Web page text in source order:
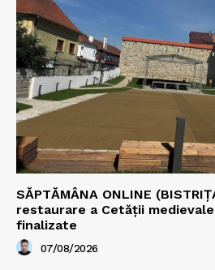
SĂPTĂMÂNA ONLINE
restaurare a Cetăţii
finalizate
07/08/2026